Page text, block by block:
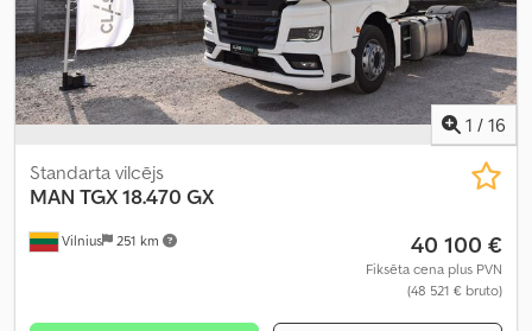
1 / 16
Vilnius 251 km
Standarta vilcējs
MAN TGX 18.470 GX
40 100 €
Fiksēta cena plus PVN
(48 521 € bruto)